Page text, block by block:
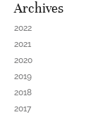
Archives
2022
2021
2020
2019
2018
2017